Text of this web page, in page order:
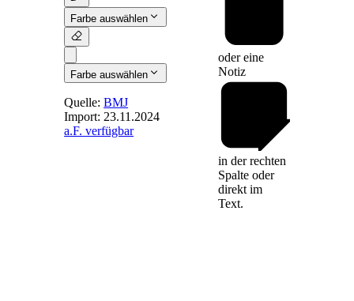
Farbe auswählen
Farbe auswählen
Art. 37
Quelle:BMJ
Import: 23.11.2024
a.F. verfügbar
oder eine
Notiz
in der rechten
Spalte oder
direkt im
Text.